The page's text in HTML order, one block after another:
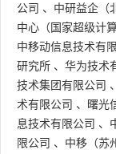
公司 、 中研益企（
中心（国家超级计
中移动信息技术有
研究所 、 华为技术
技术集团有限公司 、
术有限公司 、 曙光
息技术有限公司 、
限公司 、 中移（苏